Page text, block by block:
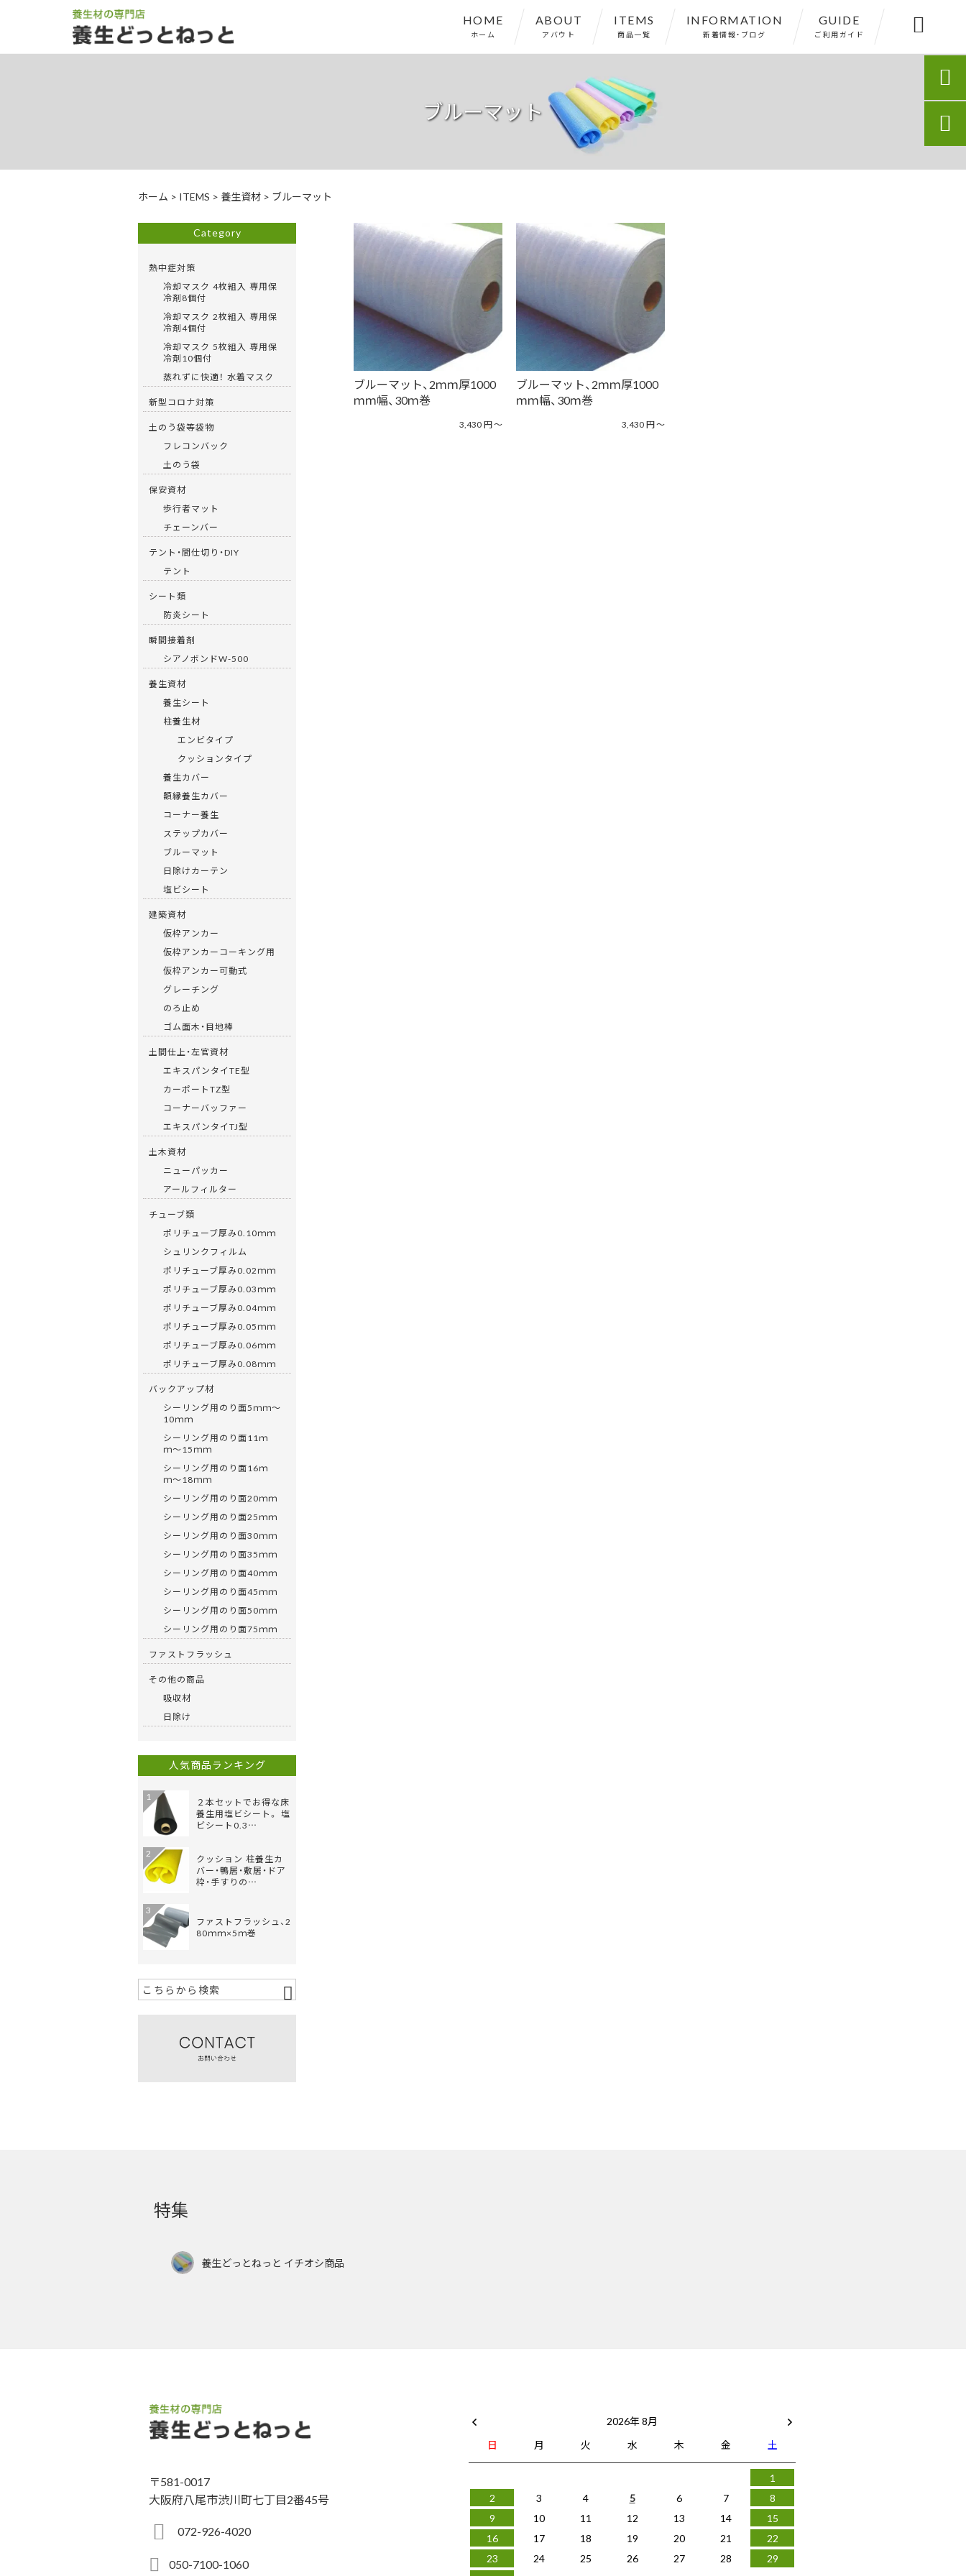
HOME
ホーム
ABOUT
アバウト
ITEMS
商品一覧
INFORMATION
新着情報・ブログ
GUIDE
ご利用ガイド 
ブルーマット
ホーム > ITEMS > 養生資材 > ブルーマット
ブルーマット、2ｍｍ厚1000
ｍｍ幅、30ｍ巻
3,430円〜
ブルーマット、2ｍｍ厚1000
ｍｍ幅、30ｍ巻
3,430円〜
Category
熱中症対策
冷却マスク 4枚組入 専用保
冷剤8個付
冷却マスク 2枚組入 専用保
冷剤4個付
冷却マスク 5枚組入 専用保
冷剤10個付
蒸れずに快適！ 水着マスク
新型コロナ対策
土のう袋等袋物
フレコンバック
土のう袋
保安資材
歩行者マット
チェーンバー
テント・間仕切り・DIY
テント
シート類
防炎シート
瞬間接着剤
シアノボンドW-500
養生資材
養生シート
柱養生材
エンビタイプ
クッションタイプ
養生カバー
額縁養生カバー
コーナー養生
ステップカバー
ブルーマット
日除けカーテン
塩ビシート
建築資材
仮枠アンカー
仮枠アンカーコーキング用
仮枠アンカー可動式
グレーチング
のろ止め
ゴム面木・目地棒
土間仕上・左官資材
エキスパンタイTE型
カーポートTZ型
コーナーバッファー
エキスパンタイTJ型
土木資材
ニューパッカー
アールフィルター
チューブ類
ポリチューブ厚み0.10ｍｍ
シュリンクフィルム
ポリチューブ厚み0.02ｍｍ
ポリチューブ厚み0.03ｍｍ
ポリチューブ厚み0.04ｍｍ
ポリチューブ厚み0.05ｍｍ
ポリチューブ厚み0.06ｍｍ
ポリチューブ厚み0.08ｍｍ
バックアップ材
シーリング用のり面5ｍｍ〜
10ｍｍ
シーリング用のり面11ｍ
ｍ〜15ｍｍ
シーリング用のり面16ｍ
ｍ〜18ｍｍ
シーリング用のり面20ｍｍ
シーリング用のり面25ｍｍ
シーリング用のり面30ｍｍ
シーリング用のり面35ｍｍ
シーリング用のり面40ｍｍ
シーリング用のり面45ｍｍ
シーリング用のり面50ｍｍ
シーリング用のり面75ｍｍ
ファストフラッシュ
その他の商品
吸収材
日除け
人気商品ランキング
２本セットでお得な床
養生用塩ビシート。 塩
ビシート0.3…
1
クッション 柱養生カ
バー・鴨居・敷居・ドア
枠・手すりの…
2
ファストフラッシュ、2
80ｍｍ×5ｍ巻
3
特集
養生どっとねっと イチオシ商品
〒581-0017
大阪府八尾市渋川町七丁目2番45号
072-926-4020
050-7100-1060
2026年 8月
日
月 火 水 木 金 土
1
2
3 4 5 6 7
8
9
10 11 12 13 14
15
16
17 18 19 20 21
22
23
24 25 26 27 28
29

